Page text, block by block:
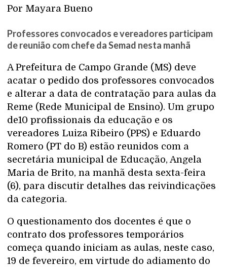
Por Mayara Bueno
Professores convocados e vereadores participam
de reunião com chefe da Semad nesta manhã
A Prefeitura de Campo Grande (MS) deve
acatar o pedido dos professores convocados
e alterar a data de contratação para aulas da
Reme (Rede Municipal de Ensino). Um grupo
de10 profissionais da educação e os
vereadores Luiza Ribeiro (PPS) e Eduardo
Romero (PT do B) estão reunidos com a
secretária municipal de Educação, Angela
Maria de Brito, na manhã desta sexta-feira
(6), para discutir detalhes das reivindicações
da categoria.
O questionamento dos docentes é que o
contrato dos professores temporários
começa quando iniciam as aulas, neste caso,
19 de fevereiro, em virtude do adiamento do